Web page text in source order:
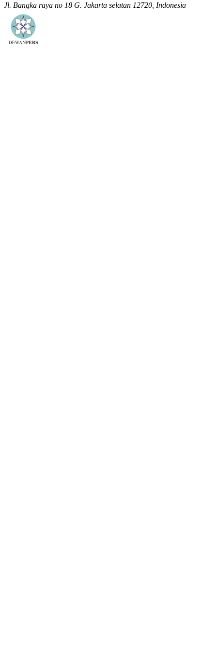
Jl. Bangka raya no 18 G. Jakarta selatan 12720, Indonesia